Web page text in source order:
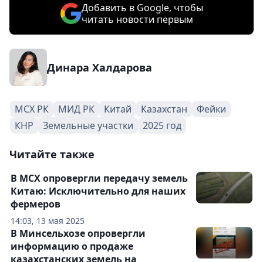
Добавить в Google, чтобы
читать новости первым
Динара Халдарова
МСХ РК МИД РК Китай Казахстан
Фейки
КНР
Земельные участки 2025 год
Читайте также
14:03, 13 мая 2025
В МСХ опровергли передачу земель
Китаю: Исключительно для наших
фермеров
В Минсельхозе опровергли
информацию о продаже
казахстанских земель на